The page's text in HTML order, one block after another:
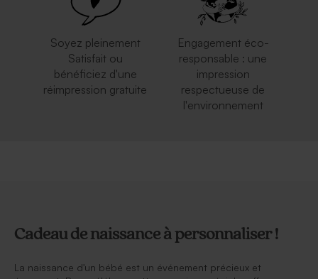
Soyez pleinement
Satisfait ou
bénéficiez d'une
réimpression gratuite
Engagement éco-
responsable : une
impression
respectueuse de
l'environnement
Cadeau de naissance à personnaliser !
La naissance d'un bébé est un événement précieux et